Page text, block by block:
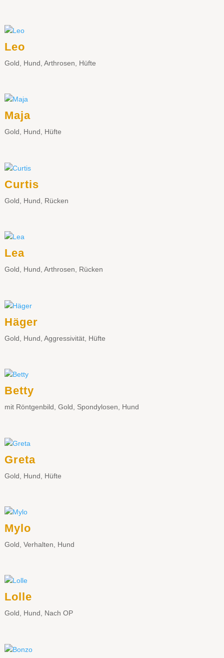
Leo
Gold Hund Arthrosen Hüfte
Maja
Gold, Hund, Hüfte
Curtis
Gold Hund Rücken
Lea
Gold Hund Arthrosen Rücken
Häger
Gold Hund Aggressivität, Hüfte
Betty
mit Röntgenbild Gold Spondylosen Hund
Greta
Gold Hund Hüfte
Mylo
Gold Verhalten Hund
Lolle
Gold, Hund, Nach OP